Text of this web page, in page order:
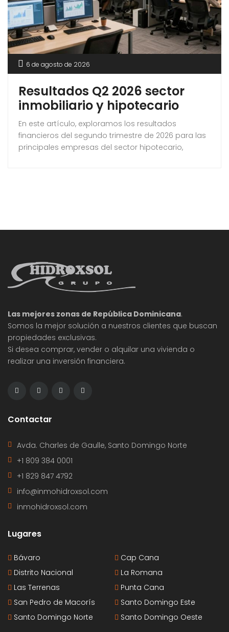
6 de agosto de 2026
Resultados Q2 2026 sector
inmobiliario y hipotecario
En este artículo, exploramos los resultados
financieros del segundo trimestre de 2026 para las
principales empresas del sector hipotecario,
Las mejores zonas de República Dominicana.
Somos la mejor solución a nuestros clientes que buscan
propiedades exclusivas.
Si desea comprar, vender o alquilar una vivienda o
realizar una inversión financiera.
Contactar
Avda. Charles de Gaulle, Santo Domingo Norte
+1 809 384 0001
+1 829 847 4792
info@inmohidroxsol.com
inmohidroxsol.com
Lugares
Bávaro
Cap Cana
Distrito Nacional
La Romana
Las Terrenas
Punta Cana
San Pedro de Macorís
Santo Domingo Este
Santo Domingo Norte
Santo Domingo Oeste